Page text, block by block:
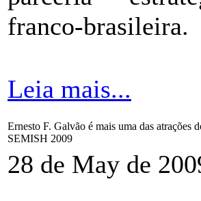
franco-brasileira.
Leia mais...
Ernesto F. Galvão é mais uma das atrações
SEMISH 2009
28 de May de